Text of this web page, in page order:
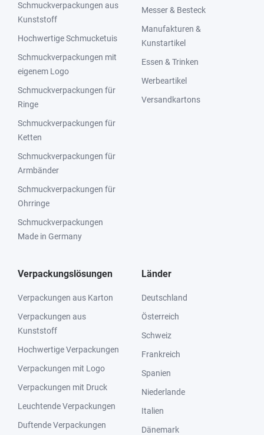
Schmuckverpackungen aus
Kunststoff
Hochwertige Schmucketuis
Schmuckverpackungen mit
eigenem Logo
Schmuckverpackungen für
Ringe
Schmuckverpackungen für
Ketten
Schmuckverpackungen für
Armbänder
Schmuckverpackungen für
Ohrringe
Schmuckverpackungen
Made in Germany
Messer & Besteck
Manufakturen &
Kunstartikel
Essen & Trinken
Werbeartikel
Versandkartons
Verpackungslösungen
Verpackungen aus Karton
Verpackungen aus
Kunststoff
Hochwertige Verpackungen
Verpackungen mit Logo
Verpackungen mit Druck
Leuchtende Verpackungen
Duftende Verpackungen
Länder
Deutschland
Österreich
Schweiz
Frankreich
Spanien
Niederlande
Italien
Dänemark